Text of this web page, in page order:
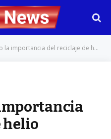
la importancia del reciclaje de helio
helio